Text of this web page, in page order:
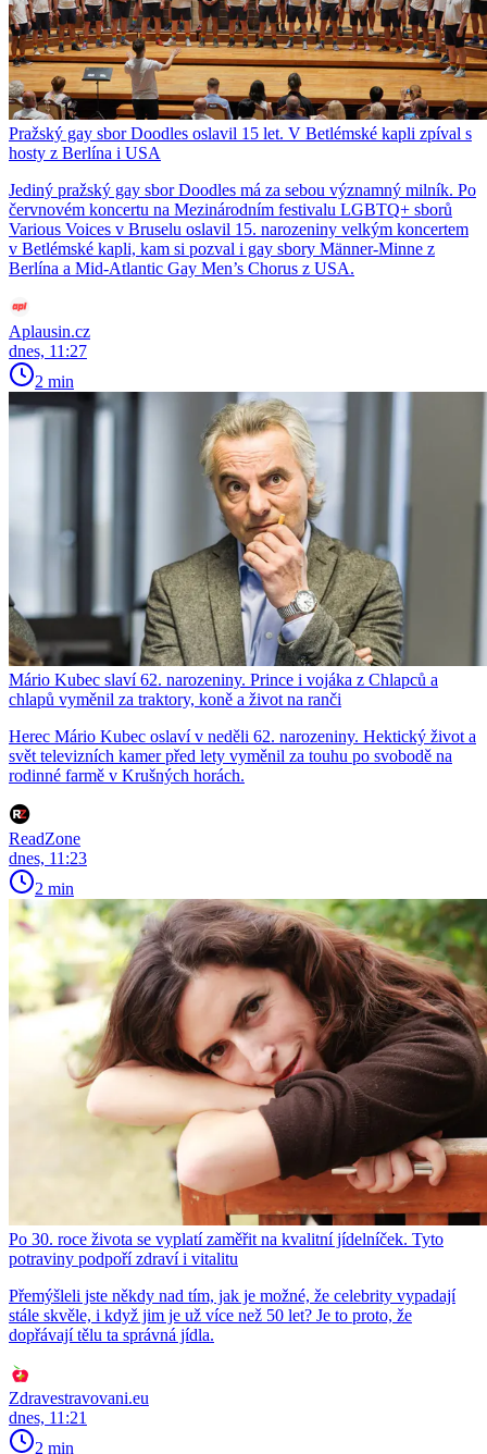
Pražský gay sbor Doodles oslavil 15 let. V Betlémské kapli zpíval s
hosty z Berlína i USA
Jediný pražský gay sbor Doodles má za sebou významný milník. Po
červnovém koncertu na Mezinárodním festivalu LGBTQ+ sborů
Various Voices v Bruselu oslavil 15. narozeniny velkým koncertem
v Betlémské kapli, kam si pozval i gay sbory Männer-Minne z
Berlína a Mid-Atlantic Gay Men’s Chorus z USA.
Aplausin.cz
dnes, 11:27
2 min
Mário Kubec slaví 62. narozeniny. Prince i vojáka z Chlapců a
chlapů vyměnil za traktory, koně a život na ranči
Herec Mário Kubec oslaví v neděli 62. narozeniny. Hektický život a
svět televizních kamer před lety vyměnil za touhu po svobodě na
rodinné farmě v Krušných horách.
ReadZone
dnes, 11:23
2 min
Po 30. roce života se vyplatí zaměřit na kvalitní jídelníček. Tyto
potraviny podpoří zdraví i vitalitu
Přemýšleli jste někdy nad tím, jak je možné, že celebrity vypadají
stále skvěle, i když jim je už více než 50 let? Je to proto, že
dopřávají tělu ta správná jídla.
Zdravestravovani.eu
dnes, 11:21
2 min